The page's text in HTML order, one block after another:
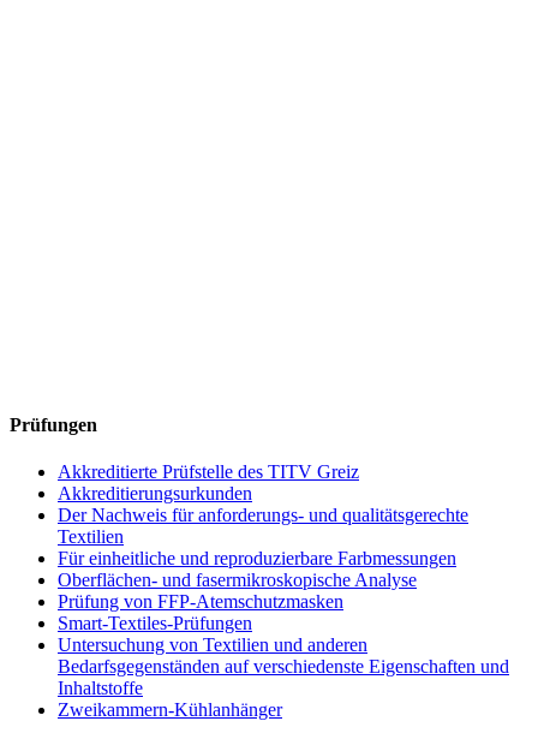
Prüfungen
Akkreditierte Prüfstelle des TITV Greiz
Akkreditierungsurkunden
Der Nachweis für anforderungs- und qualitätsgerechte
Textilien
Für einheitliche und reproduzierbare Farbmessungen
Oberflächen- und fasermikroskopische Analyse
Prüfung von FFP-Atemschutzmasken
Smart-Textiles-Prüfungen
Untersuchung von Textilien und anderen
Bedarfsgegenständen auf verschiedenste Eigenschaften und
Inhaltstoffe
Zweikammern-Kühlanhänger